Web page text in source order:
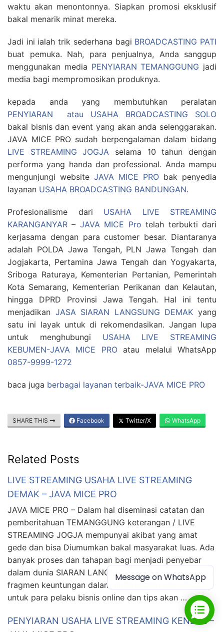
waktu akan menontonnya. Siapkan promosi eksklusif
bakal menarik minat mereka.
Jadi ini ialah trik sederhana bagi BROADCASTING PATI
buat pemuka. Nah, para penjualnya, Anda sanggup
menggunakan media PENYIARAN TEMANGGUNG jadi
media bagi mempromosikan produknya.
kepada anda yang membutuhkan peralatan
PENYIARAN atau USAHA BROADCASTING SOLO
bakal bisnis dan event yang akan anda selenggarakan.
JAVA MICE PRO sudah berpengalaman dalam bidang
LIVE STREAMING JOGJA selama 10 tahun dengan
performa yang handa dan professional. Anda mampu
mengunjungi website JAVA MICE PRO bak penyedia
layanan USAHA BROADCASTING BANDUNGAN.
Profesionalisme dari USAHA LIVE STREAMING
KARANGANYAR – JAVA MICE Pro telah terbukti dari
kerjasama dengan para customer besar. Diantaranya
adalah POLDA Jawa Tengah, PLN Jawa Tengah dan
Jogjakarta, Pertamina Jawa Tengah dan Yogyakarta,
Sriboga Raturaya, Kementerian Pertanian, Pemerintah
Kota Semarang, Kementerian Perikanan dan Kelautan,
hingga DPRD Provinsi Jawa Tengah. Hal ini tentu
menjadikan JASA SIARAN LANGSUNG DEMAK yang
satu ini layak untuk di rekomendasikan. Jangan lupa
untuk menghubungi USAHA LIVE STREAMING
KEBUMEN-JAVA MICE PROatau melalui WhatsApp
0857-9999-1272
baca juga berbagai layanan terbaik-JAVA MICE PRO
SHARE THIS Facebook Twitter/X WhatsApp
Related Posts
LIVE STREAMING USAHA LIVE STREAMING
DEMAK – JAVA MICE PRO
JAVA MICE PRO – Dalam hal diseminasi catatan dan
pemberitahuan TEMANGGUNG keterangan / LIVE
STREAMING JOGJA mempunyai akibat yang amat
gede dan bisa Diumumkan bakal masyarakat luas. Ada
banyak proses dan tahapan bagi menjadi penyebar
dalam dunia SIARAN LANGSUNG JEPARA. Serta Ada
fragmen keuntungan dalam BROADCASTING SOLO
untuk para pelaku bisnis online dan tips akan …
PENYIARAN USAHA LIVE STREAMING KENDAL –
Message on WhatsApp